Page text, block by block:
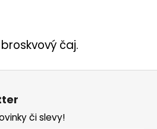
čaj.
či slevy!